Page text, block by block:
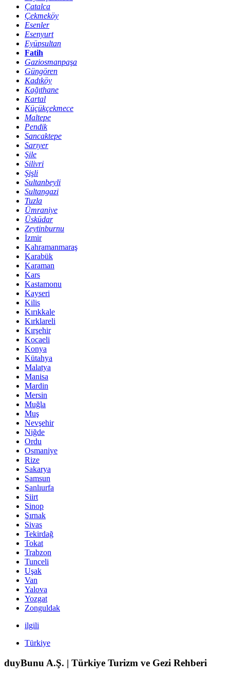
Çatalca
Çekmeköy
Esenler
Esenyurt
Eyüpsultan
Fatih
Gaziosmanpaşa
Güngören
Kadıköy
Kağıthane
Kartal
Küçükçekmece
Maltepe
Pendik
Sancaktepe
Sarıyer
Şile
Silivri
Şişli
Sultanbeyli
Sultangazi
Tuzla
Ümraniye
Üsküdar
Zeytinburnu
İzmir
Kahramanmaraş
Karabük
Karaman
Kars
Kastamonu
Kayseri
Kilis
Kırıkkale
Kırklareli
Kırşehir
Kocaeli
Konya
Kütahya
Malatya
Manisa
Mardin
Mersin
Muğla
Muş
Nevşehir
Niğde
Ordu
Osmaniye
Rize
Sakarya
Samsun
Şanlıurfa
Siirt
Sinop
Şırnak
Sivas
Tekirdağ
Tokat
Trabzon
Tunceli
Uşak
Van
Yalova
Yozgat
Zonguldak
ilgili
Türkiye
duyBunu A.Ş. | Türkiye Turizm ve Gezi Rehberi